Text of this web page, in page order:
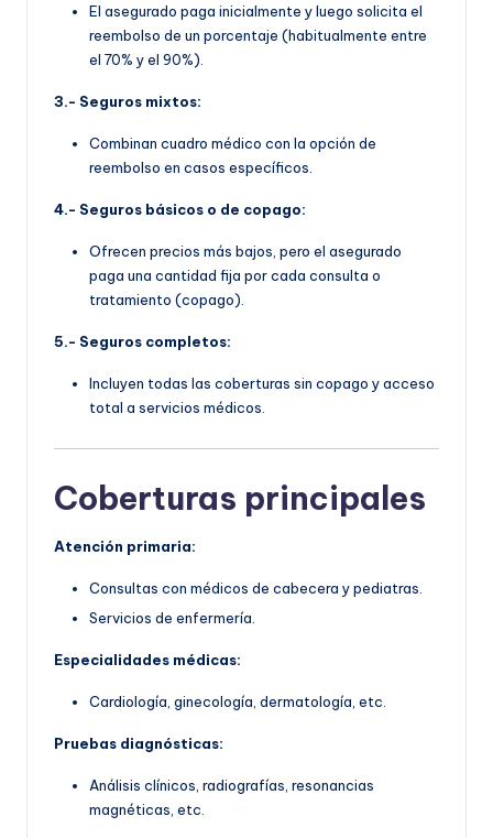
El asegurado paga inicialmente y luego solicita el
reembolso de un porcentaje (habitualmente entre
el 70% y el 90%).
3.- Seguros mixtos:
Combinan cuadro médico con la opción de
reembolso en casos específicos.
4.- Seguros básicos o de copago:
Ofrecen precios más bajos, pero el asegurado
paga una cantidad fija por cada consulta o
tratamiento (copago).
5.- Seguros completos:
Incluyen todas las coberturas sin copago y acceso
total a servicios médicos.
Coberturas principales
Atención primaria:
Consultas con médicos de cabecera y pediatras.
Servicios de enfermería.
Especialidades médicas:
Cardiología, ginecología, dermatología, etc.
Pruebas diagnósticas:
Análisis clínicos, radiografías, resonancias
magnéticas, etc.